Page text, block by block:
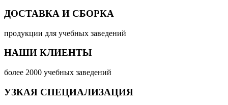
ДОСТАВКА И СБОРКА
продукции для учебных заведений
НАШИ КЛИЕНТЫ
более 2000 учебных заведений
УЗКАЯ СПЕЦИАЛИЗАЦИЯ